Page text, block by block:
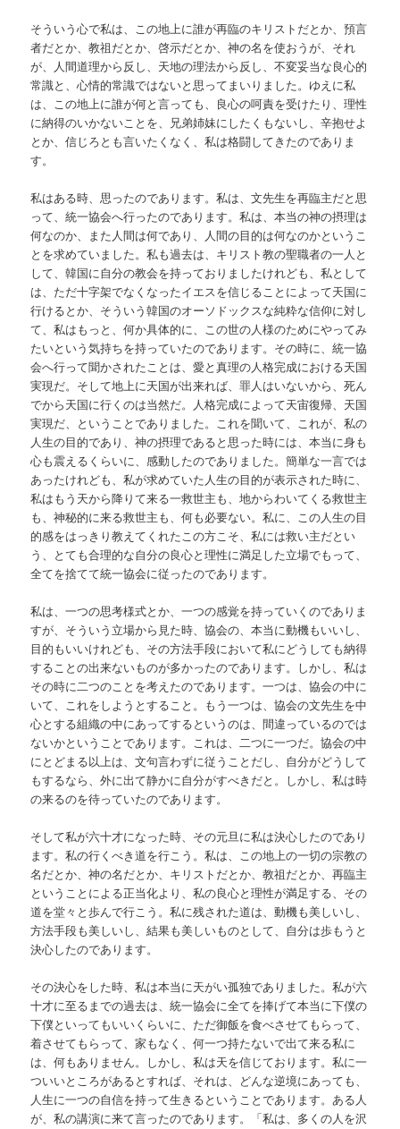
そういう心で私は、この地上に誰が再臨のキリストだとか、預言
者だとか、教祖だとか、啓示だとか、神の名を使おうが、それ
が、人間道理から反し、天地の理法から反し、不変妥当な良心的
常識と、心情的常識ではないと思ってまいりました。ゆえに私
は、この地上に誰が何と言っても、良心の呵責を受けたり、理性
に納得のいかないことを、兄弟姉妹にしたくもないし、辛抱せよ
とか、信じろとも言いたくなく、私は格闘してきたのでありま
す。
私はある時、思ったのであります。私は、文先生を再臨主だと思
って、統一協会へ行ったのであります。私は、本当の神の摂理は
何なのか、また人間は何であり、人間の目的は何なのかというこ
とを求めていました。私も過去は、キリスト教の聖職者の一人と
して、韓国に自分の教会を持っておりましたけれども、私として
は、ただ十字架でなくなったイエスを信じることによって天国に
行けるとか、そういう韓国のオーソドックスな純粋な信仰に対し
て、私はもっと、何か具体的に、この世の人様のためにやってみ
たいという気持ちを持っていたのであります。その時に、統一協
会へ行って聞かされたことは、愛と真理の人格完成における天国
実現だ。そして地上に天国が出来れば、罪人はいないから、死ん
でから天国に行くのは当然だ。人格完成によって天宙復帰、天国
実現だ、ということでありました。これを聞いて、これが、私の
人生の目的であり、神の摂理であると思った時には、本当に身も
心も震えるくらいに、感動したのでありました。簡単な一言では
あったけれども、私が求めていた人生の目的が表示された時に、
私はもう天から降りて来る一救世主も、地からわいてくる救世主
も、神秘的に来る救世主も、何も必要ない。私に、この人生の目
的感をはっきり教えてくれたこの方こそ、私には救い主だとい
う、とても合理的な自分の良心と理性に満足した立場でもって、
全てを捨てて統一協会に従ったのであります。
私は、一つの思考様式とか、一つの感覚を持っていくのでありま
すが、そういう立場から見た時、協会の、本当に動機もいいし、
目的もいいけれども、その方法手段において私にどうしても納得
することの出来ないものが多かったのであります。しかし、私は
その時に二つのことを考えたのであります。一つは、協会の中に
いて、これをしようとすること。もう一つは、協会の文先生を中
心とする組織の中にあってするというのは、間違っているのでは
ないかということであります。これは、二つに一つだ。協会の中
にとどまる以上は、文句言わずに従うことだし、自分がどうして
もするなら、外に出て静かに自分がすべきだと。しかし、私は時
の来るのを待っていたのであります。
そして私が六十才になった時、その元旦に私は決心したのであり
ます。私の行くべき道を行こう。私は、この地上の一切の宗教の
名だとか、神の名だとか、キリストだとか、教祖だとか、再臨主
ということによる正当化より、私の良心と理性が満足する、その
道を堂々と歩んで行こう。私に残された道は、動機も美しいし、
方法手段も美しいし、結果も美しいものとして、自分は歩もうと
決心したのであります。
その決心をした時、私は本当に天がい孤独でありました。私が六
十才に至るまでの過去は、統一協会に全てを捧げて本当に下僕の
下僕といってもいいくらいに、ただ御飯を食べさせてもらって、
着させてもらって、家もなく、何一つ持たないで出て来る私に
は、何もありません。しかし、私は天を信じております。私に一
ついいところがあるとすれば、それは、どんな逆境にあっても、
人生に一つの自信を持って生きるということであります。ある人
が、私の講演に来て言ったのであります。「私は、多くの人を沢